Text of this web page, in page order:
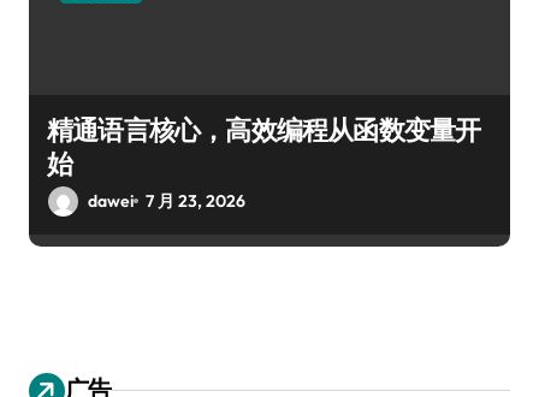
精通语言核心，高效编程从函数变量开
始
dawei 7 月 23, 2026
广告